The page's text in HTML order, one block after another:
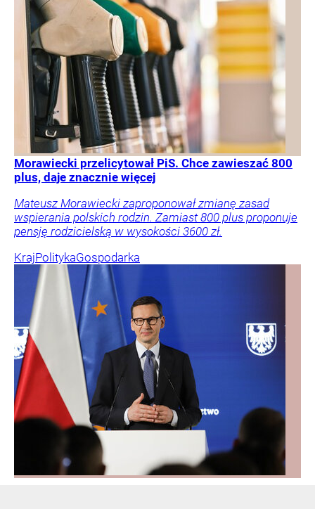
Morawiecki przelicytował PiS. Chce zawieszać 800
plus, daje znacznie więcej
Mateusz Morawiecki zaproponował zmianę zasad
wspierania polskich rodzin. Zamiast 800 plus proponuje
pensję rodzicielską w wysokości 3600 zł.
KrajPolitykaGospodarka